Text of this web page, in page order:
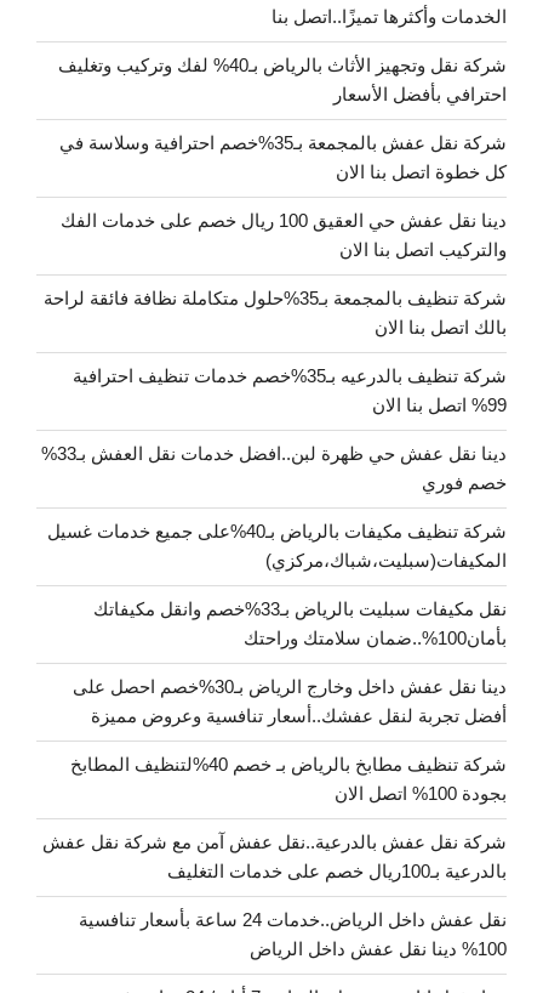
الخدمات وأكثرها تميزًا..اتصل بنا
شركة نقل وتجهيز الأثاث بالرياض بـ40% لفك وتركيب وتغليف
احترافي بأفضل الأسعار
شركة نقل عفش بالمجمعة بـ35%خصم احترافية وسلاسة في
كل خطوة اتصل بنا الان
دينا نقل عفش حي العقيق 100 ريال خصم على خدمات الفك
والتركيب اتصل بنا الان
شركة تنظيف بالمجمعة بـ35%حلول متكاملة نظافة فائقة لراحة
بالك اتصل بنا الان
شركة تنظيف بالدرعيه بـ35%خصم خدمات تنظيف احترافية
99% اتصل بنا الان
دينا نقل عفش حي ظهرة لبن..افضل خدمات نقل العفش بـ33%
خصم فوري
شركة تنظيف مكيفات بالرياض بـ40%على جميع خدمات غسيل
المكيفات(سبليت،شباك،مركزي)
نقل مكيفات سبليت بالرياض بـ33%خصم وانقل مكيفاتك
بأمان100%..ضمان سلامتك وراحتك
دينا نقل عفش داخل وخارج الرياض بـ30%خصم احصل على
أفضل تجربة لنقل عفشك..أسعار تنافسية وعروض مميزة
شركة تنظيف مطابخ بالرياض بـ خصم 40%لتنظيف المطابخ
بجودة 100% اتصل الان
شركة نقل عفش بالدرعية..نقل عفش آمن مع شركة نقل عفش
بالدرعية بـ100ريال خصم على خدمات التغليف
نقل عفش داخل الرياض..خدمات 24 ساعة بأسعار تنافسية
100% دينا نقل عفش داخل الرياض